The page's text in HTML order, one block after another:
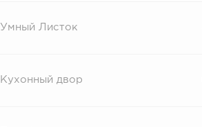
Умный Листок
Кухонный двор